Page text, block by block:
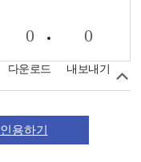
0
다운로드
0
내보내기
인용하기